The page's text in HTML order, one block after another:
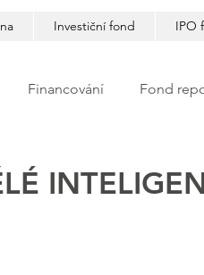
Investiční fond IPO
Financování Fond